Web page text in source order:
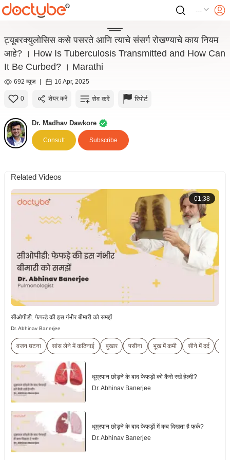
---
ट्यूबरक्युलोसिस कसे पसरते आणि त्याचे संसर्ग रोखण्याचे काय नियम
आहे? । How Is Tuberculosis Transmitted and How Can
It Be Curbed? । Marathi
692 व्यूज़ | 16 Apr, 2025
0 शेयर करें सेव करें रिपोर्ट
Dr. Madhav Dawkore
Consult Subscribe
Related Videos
01:38
सीओपीडी: फेफड़े की इस गंभीर बीमारी को समझें
Dr. Abhinav Banerjee
वजन घटना सांस लेने में कठिनाई बुखार पसीना भूख में कमी सीने में दर्द
धूम्रपान छोड़ने के बाद फेफड़ों को कैसे रखें हेल्दी?
Dr. Abhinav Banerjee
धूम्रपान छोड़ने के बाद फेफड़ों में कब दिखता है फर्क?
Dr. Abhinav Banerjee